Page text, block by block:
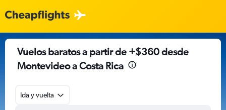
Vuelos baratos a partir de +$360 desde
Montevideo a Costa Rica
Ida y vuelta